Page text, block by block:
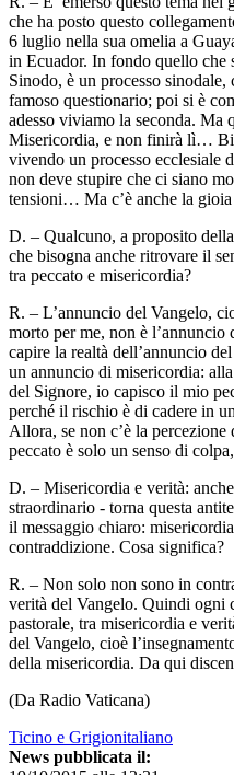
che ha posto questo
6 luglio nella sua omelia a
in Ecuador. In fondo quello che
Sinodo, è un processo
famoso questionario; poi si è
adesso viviamo la seconda. Ma
Misericordia, e non finirà lì…
vivendo un processo ecclesiale
non deve stupire che ci siano
tensioni… Ma c’è anche la
D. – Qualcuno, a proposito
che bisogna anche ritrovare il
tra peccato e misericordia?
R. – L’annuncio del Vangelo,
morto per me, non è
capire la realtà dell’annuncio
un annuncio di misericordia:
del Signore, io capisco il mio
perché il rischio è di cadere in
Allora, se non c’è la
peccato è solo un senso di
D. – Misericordia e verità:
straordinario - torna questa
il messaggio chiaro:
contraddizione. Cosa significa?
R. – Non solo non sono in
verità del Vangelo. Quindi ogni
pastorale, tra misericordia e
del Vangelo, cioè
della misericordia. Da qui
(Da Radio Vaticana)
Ticino e Grigionitaliano
News pubblicata il: